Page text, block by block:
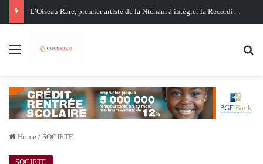
Oligui Nguema au Ghana : Libreville mise sur Accra pour renforcer sa stratégie diplomatique et économique
Menu
Home / SOCIETE
SOCIETE